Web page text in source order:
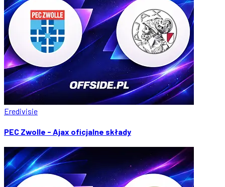
Eredivisie
PEC Zwolle - Ajax oficjalne składy